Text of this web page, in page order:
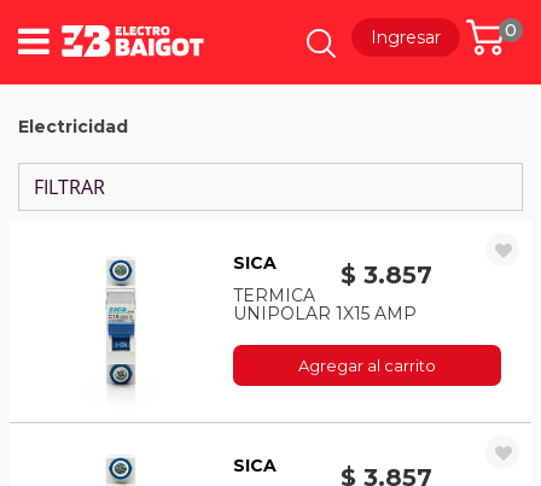
0
Ingresar
Electricidad
FILTRAR
$ 3.857
SICA
TERMICA
UNIPOLAR 1X15 AMP
Agregar al carrito
$ 3.857
SICA